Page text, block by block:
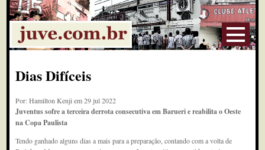
Dias Difíceis
Por: Hamilton Kenji em 29 jul 2022
Juventus sofre a terceira derrota consecutiva em Barueri e reabilita o Oeste
na Copa Paulista
Tendo ganhado alguns dias a mais para a preparação, contando com a volta de